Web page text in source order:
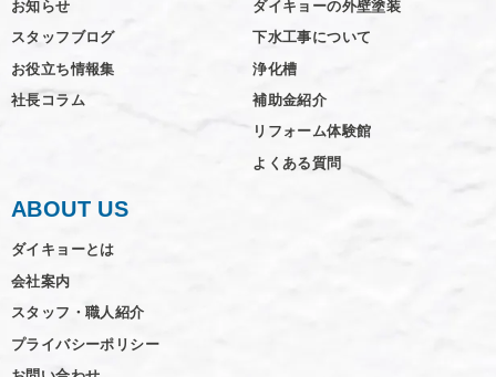
お知らせ
スタッフブログ
お役立ち情報集
社長コラム
ダイキョーの外壁塗装
下水工事について
浄化槽
補助金紹介
リフォーム体験館
よくある質問
ABOUT US
ダイキョーとは
会社案内
スタッフ・職人紹介
プライバシーポリシー